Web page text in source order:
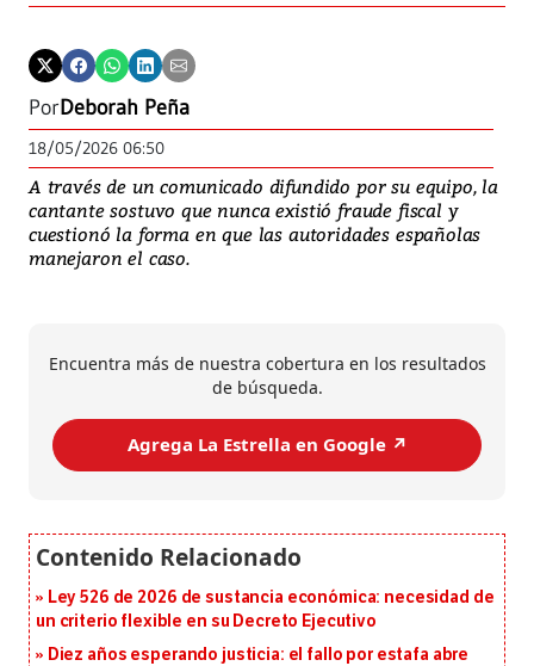
PorDeborah Peña
18/05/2026 06:50
A través de un comunicado difundido por su equipo, la
cantante sostuvo que nunca existió fraude fiscal y
cuestionó la forma en que las autoridades españolas
manejaron el caso.
Encuentra más de nuestra cobertura en los resultados
de búsqueda.
Agrega La Estrella en Google ↗️
Ley 526 de 2026 de sustancia económica: necesidad de
un criterio flexible en su Decreto Ejecutivo
Diez años esperando justicia: el fallo por estafa abre